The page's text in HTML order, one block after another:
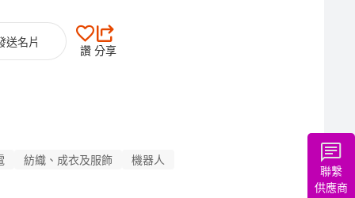
聯繫
供應商
送名片
讚 分享
紡織、成衣及服飾 機器人